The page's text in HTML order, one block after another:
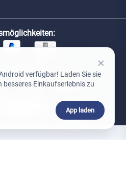
×
verfügbar! Laden Sie sie
besseres Einkaufserlebnis zu
App laden